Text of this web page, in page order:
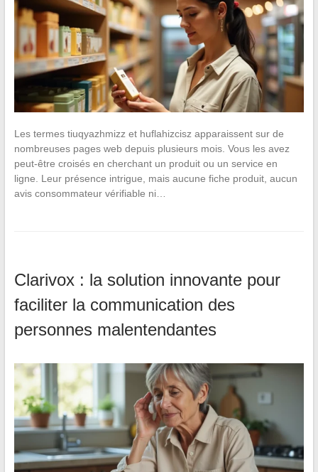
Les termes tiuqyazhmizz et huflahizcisz apparaissent sur de
nombreuses pages web depuis plusieurs mois. Vous les avez
peut-être croisés en cherchant un produit ou un service en
ligne. Leur présence intrigue, mais aucune fiche produit, aucun
avis consommateur vérifiable ni…
Clarivox : la solution innovante pour
faciliter la communication des
personnes malentendantes